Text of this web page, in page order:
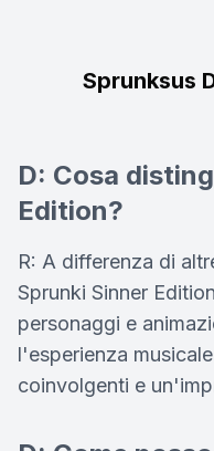
Sprunksus
D: Cosa
Edition?
R: A differenza di
Sprunki Sinner
personaggi e
l'esperienza
coinvolgenti e